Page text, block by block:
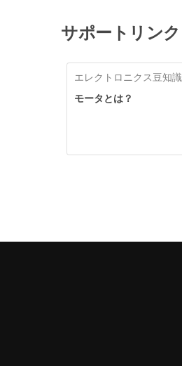
サポートリンク
エレクトロニクス豆知識
モータとは？